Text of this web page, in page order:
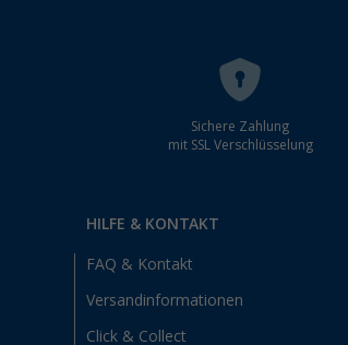
Sichere Zahlung
mit SSL Verschlüsselung
HILFE & KONTAKT
FAQ & Kontakt
Versandinformationen
Click & Collect